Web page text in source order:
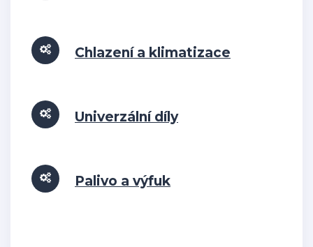
Chlazení a klimatizace
Univerzální díly
Palivo a výfuk